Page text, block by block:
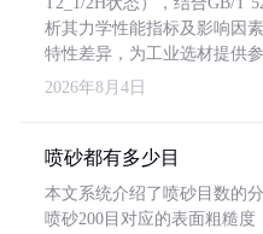
析其力学性能指标及影响因
特性差异，为工业选材提供参
2026年8月4日
喷砂都有多少目
本文系统介绍了喷砂目数的
喷砂200目对应的表面粗糙度